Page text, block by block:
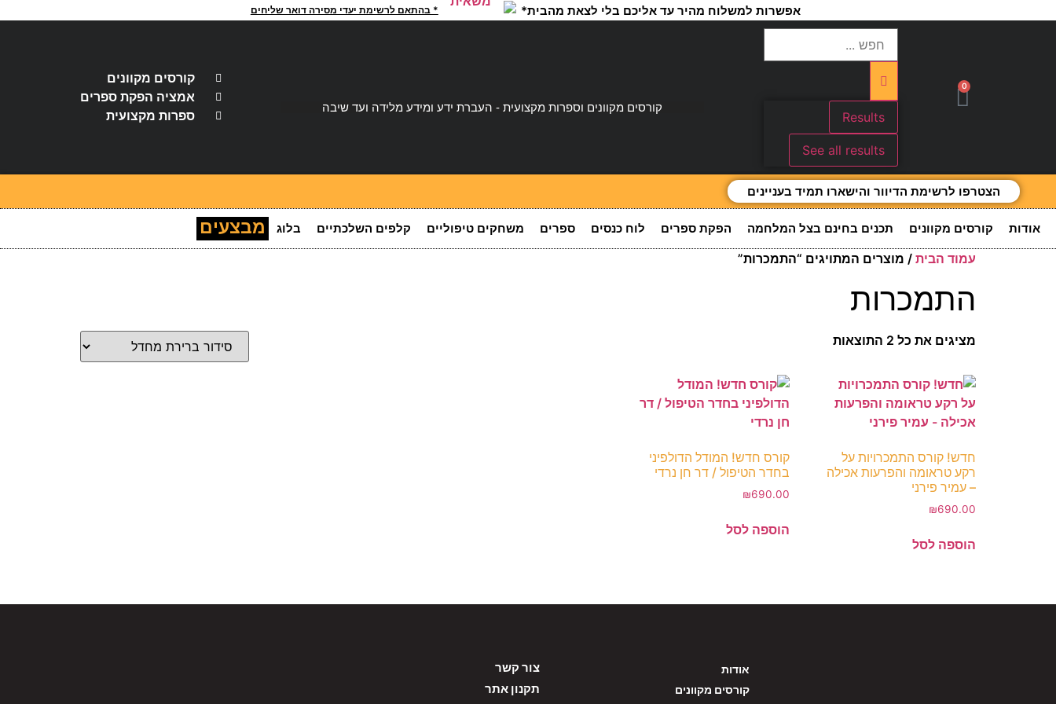
אפשרות למשלוח מהיר עד אליכם בלי לצאת מהבית* * בהתאם לרשימת יעדי מסירה דואר שליחים
0
Results
See all results
קורסים מקוונים וספרות מקצועית - העברת ידע ומידע מלידה ועד שיבה
קורסים מקוונים
אמציה הפקת ספרים
ספרות מקצועית
הצטרפו לרשימת הדיוור והישארו תמיד בעניינים
אודות קורסים מקוונים תכנים בחינם בצל המלחמה הפקת ספרים לוח כנסים ספרים משחקים טיפוליים קלפים השלכתיים בלוג מבצעים
עמוד הבית / מוצרים המתויגים “התמכרות”
התמכרות
מציגים את כל ⁦2⁩ התוצאות
חדש! קורס התמכרויות על
רקע טראומה והפרעות אכילה
– עמיר פירני
₪690.00
הוספה לסל
קורס חדש! המודל הדולפיני
בחדר הטיפול / דר חן נרדי
₪690.00
הוספה לסל
אודות
קורסים מקוונים
צור קשר
תקנון אתר